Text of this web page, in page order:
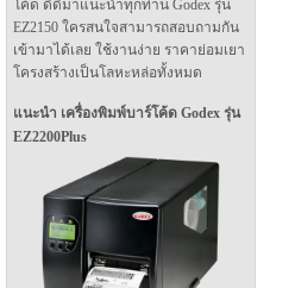
โค้ด ดีดีมาแนะนำทุกท่าน Godex รุ่น
EZ2150 ใครสนใจสามารถสอบถามกัน
เข้ามาได้เลย ใช้งานง่าย ราคาย่อมเยา
โครงสร้างเป็นโลหะหล่อทั้งหมด
แนะนำ เครื่องพิมพ์บาร์โค้ด Godex รุ่น
EZ2200Plus